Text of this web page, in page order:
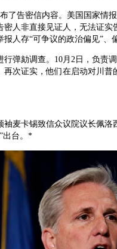
了告密信内容。美国国家情
人非直接见证人，无法证实
人存“可争议的政治偏见”、
弹劾调查。10月2日，负责
再次证实，他们在启动对川
袖麦卡锡致信众议院议长佩
出台。*